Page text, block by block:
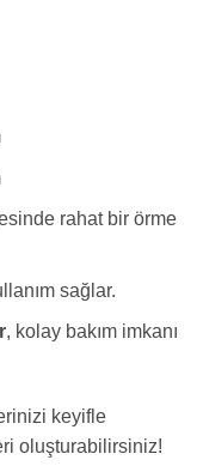
rahat bir örme
sağlar.
, kolay bakım imkanı
keyifle
oluşturabilirsiniz!